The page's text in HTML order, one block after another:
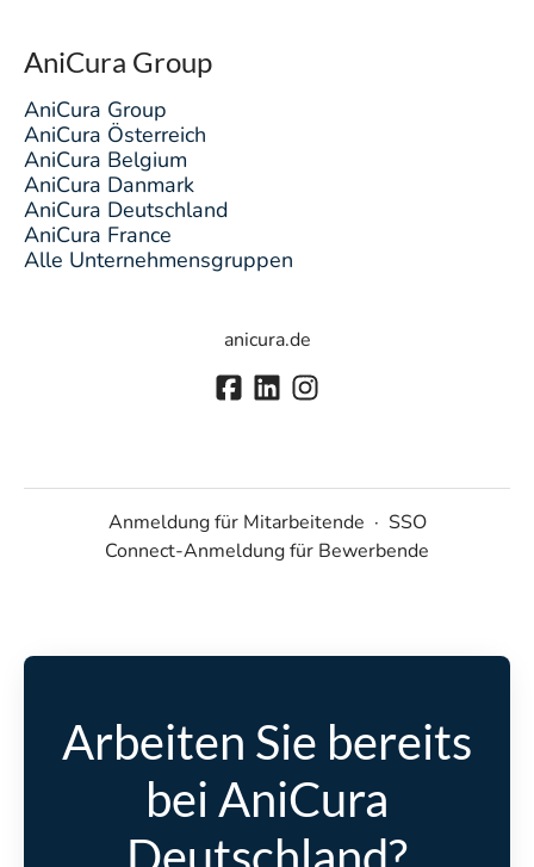
AniCura Group
AniCura Group
AniCura Österreich
AniCura Belgium
AniCura Danmark
AniCura Deutschland
AniCura France
Alle Unternehmensgruppen
anicura.de
Anmeldung für Mitarbeitende · SSO
Connect-Anmeldung für Bewerbende
Arbeiten Sie bereits
bei AniCura